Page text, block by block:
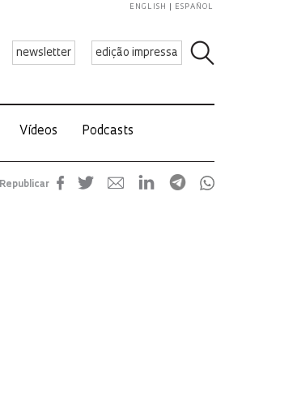
newsletter edição impressa
ENGLISH ESPAÑOL
Vídeos Podcasts
Republicar